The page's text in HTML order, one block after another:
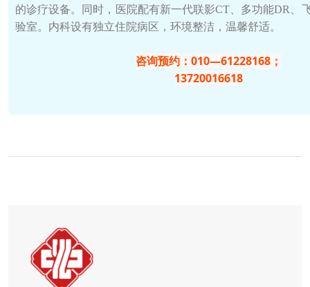
的诊疗设备。同时，医院配有新一代联影CT、多功能DR、
验室。内科设有独立住院病区，环境整洁，温馨舒适。
咨询预约：010—61228168；
13720016618